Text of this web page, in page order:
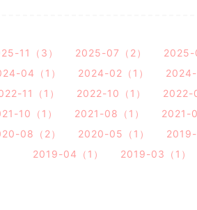
11（3） 2025-07（2） 2025-
04（1） 2024-02（1） 2024-
11（1） 2022-10（1） 2022-
10（1） 2021-08（1） 2021-
08（2） 2020-05（1） 2019-
2019-04（1）
2019-03（1）